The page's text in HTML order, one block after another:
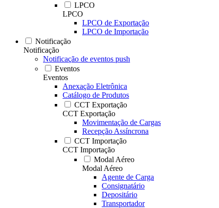
LPCO
LPCO
LPCO de Exportação
LPCO de Importação
Notificação
Notificação
Notificação de eventos push
Eventos
Eventos
Anexação Eletrônica
Catálogo de Produtos
CCT Exportação
CCT Exportação
Movimentação de Cargas
Recepção Assíncrona
CCT Importação
CCT Importação
Modal Aéreo
Modal Aéreo
Agente de Carga
Consignatário
Depositário
Transportador